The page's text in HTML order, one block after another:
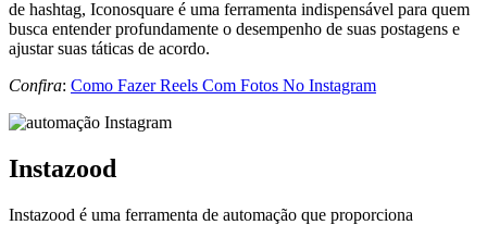
de hashtag, Iconosquare é uma ferramenta indispensável para quem
busca entender profundamente o desempenho de suas postagens e
ajustar suas táticas de acordo.
Confira: Como Fazer Reels Com Fotos No Instagram
Instazood
Instazood é uma ferramenta de automação que proporciona